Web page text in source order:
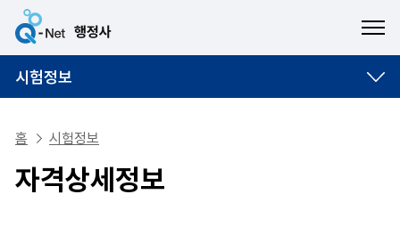
시험정보
홈 시험정보
자격상세정보